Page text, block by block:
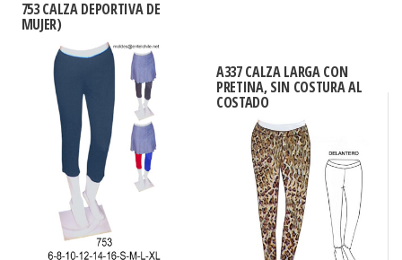
hasta
$7.900
variantes.
Las
opciones
se
pueden
elegir
la
página
hasta
múltiples
Las
opciones
se
pueden
elegir
753 CALZA DEPORTIVA DE
MUJER)
A337 CALZA LARGA CON
PRETINA, SIN COSTURA AL
COSTADO